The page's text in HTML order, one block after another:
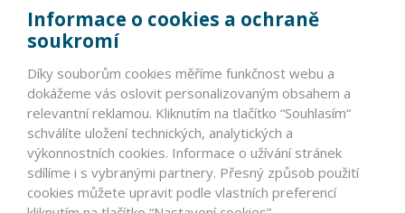
+420 602 271 633
Krajský soud v Brně, oddíl L, vložka 19552.
PARTNEŘI
VLÁDNÍ INSTITUCE ČR A SR >
NEVLÁDNÍ INSTITUCE >
Informace o cookies a ochraně
soukromí
Díky souborům cookies měříme funkčnost webu a
dokážeme vás oslovit personalizovaným obsahem a
relevantní reklamou. Kliknutím na tlačítko “Souhlasím“
schválíte uložení technických, analytických a
výkonnostních cookies. Informace o užívání stránek
sdílíme i s vybranými partnery. Přesný způsob použití
cookies můžete upravit podle vlastních preferencí